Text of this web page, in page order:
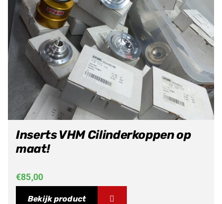
Inserts VHM Cilinderkoppen op
maat!
€85,00
Bekijk product